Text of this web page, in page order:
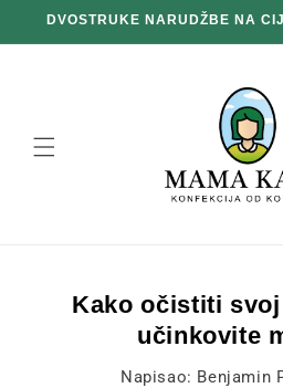
na
sadržaj
DVOSTRUKE NARUDŽBE NA
Kako očistiti
učinkovite
Napisao: Benjamin